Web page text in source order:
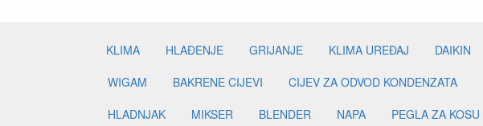
KLIMA HLAĐENJE GRIJANJE KLIMA UREĐAJ DAIKIN
WIGAM
BAKRENE CIJEVI CIJEV ZA ODVOD KONDENZATA
HLADNJAK
MIKSER BLENDER NAPA PEGLA ZA KOSU